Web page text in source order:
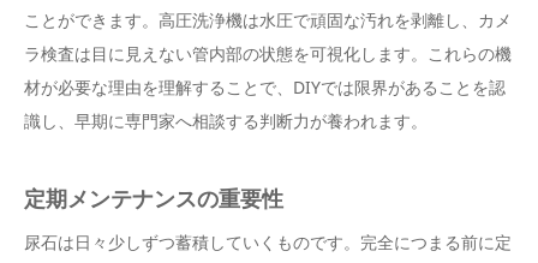
ことができます。高圧洗浄機は水圧で頑固な汚れを剥離し、カメ
ラ検査は目に見えない管内部の状態を可視化します。これらの機
材が必要な理由を理解することで、DIYでは限界があることを認
識し、早期に専門家へ相談する判断力が養われます。
定期メンテナンスの重要性
尿石は日々少しずつ蓄積していくものです。完全につまる前に定